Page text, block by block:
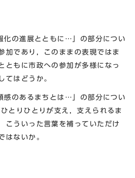
の進展とともに…」の部分につい
加であり，このままの表現ではま
ともに市政への参加が多様になっ
てはどうか。
のあるまちとは…」の部分につい
とりひとりが支え，支えられるま
こういった言葉を補っていただけ
はないか。